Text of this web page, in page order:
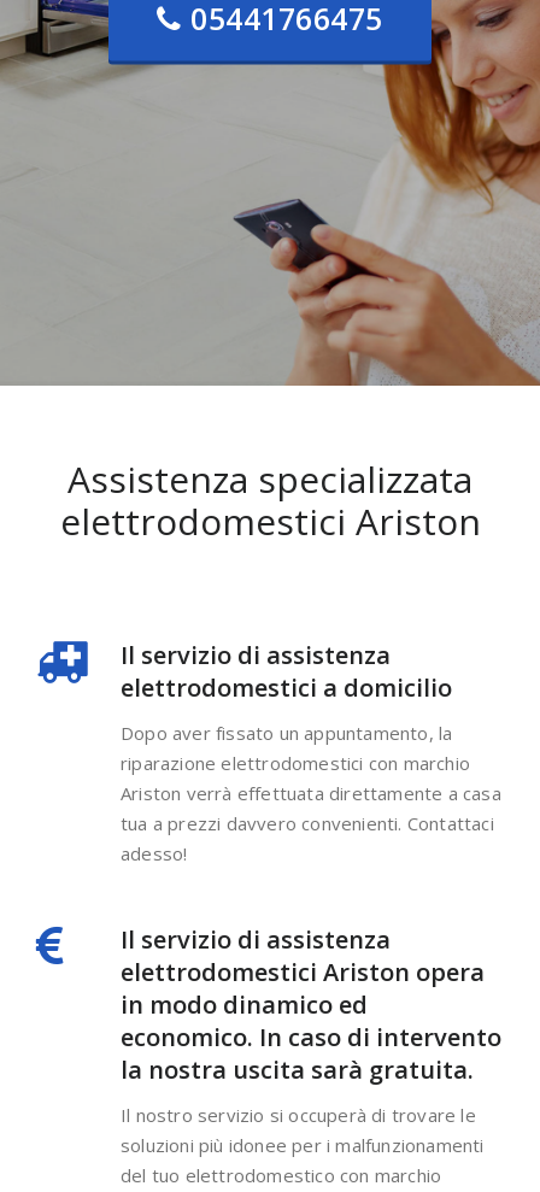
05441766475
Assistenza specializzata
elettrodomestici Ariston
Il servizio di assistenza
elettrodomestici a domicilio
Dopo aver fissato un appuntamento, la
riparazione elettrodomestici con marchio
Ariston verrà effettuata direttamente a casa
tua a prezzi davvero convenienti. Contattaci
adesso!
Il servizio di assistenza
elettrodomestici Ariston opera
in modo dinamico ed
economico. In caso di intervento
la nostra uscita sarà gratuita.
Il nostro servizio si occuperà di trovare le
soluzioni più idonee per i malfunzionamenti
del tuo elettrodomestico con marchio